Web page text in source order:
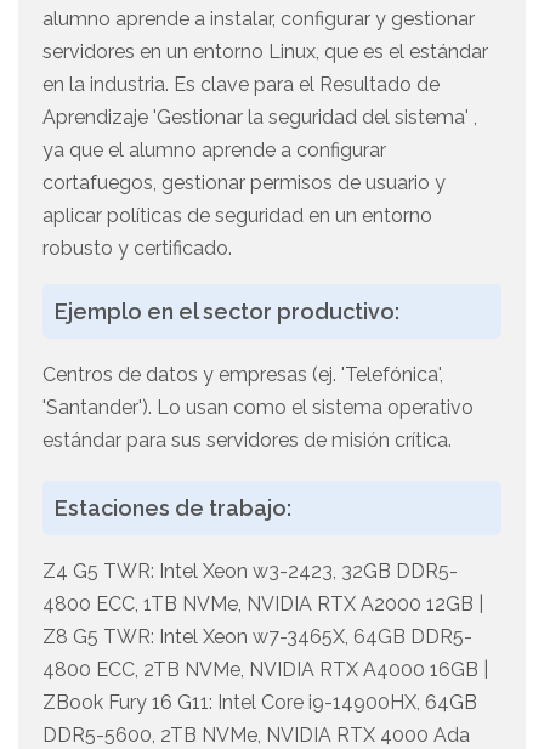
alumno aprende a instalar, configurar y gestionar
servidores en un entorno Linux, que es el estándar
en la industria. Es clave para el Resultado de
Aprendizaje 'Gestionar la seguridad del sistema' ,
ya que el alumno aprende a configurar
cortafuegos, gestionar permisos de usuario y
aplicar políticas de seguridad en un entorno
robusto y certificado.
Ejemplo en el sector productivo:
Centros de datos y empresas (ej. 'Telefónica',
'Santander'). Lo usan como el sistema operativo
estándar para sus servidores de misión crítica.
Estaciones de trabajo:
Z4 G5 TWR: Intel Xeon w3-2423, 32GB DDR5-
4800 ECC, 1TB NVMe, NVIDIA RTX A2000 12GB |
Z8 G5 TWR: Intel Xeon w7-3465X, 64GB DDR5-
4800 ECC, 2TB NVMe, NVIDIA RTX A4000 16GB |
ZBook Fury 16 G11: Intel Core i9-14900HX, 64GB
DDR5-5600, 2TB NVMe, NVIDIA RTX 4000 Ada